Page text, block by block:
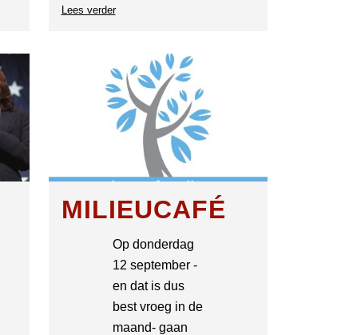
Lees verderover
MILIEUCAFÉ
Op donderdag
12 september -
en dat is dus
best vroeg in de
maand- gaan